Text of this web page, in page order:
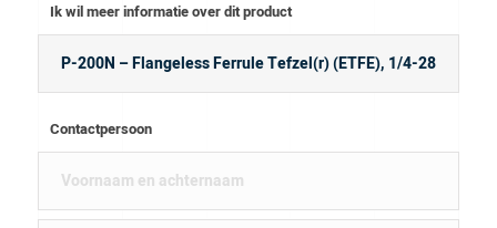
Ik wil meer informatie over dit product
Contactpersoon